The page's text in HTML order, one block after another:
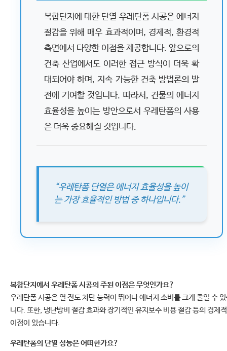
복합단지에 대한 단열 우레탄폼 시공은 에너지
절감을 위해 매우 효과적이며, 경제적, 환경적
측면에서 다양한 이점을 제공합니다. 앞으로의
건축 산업에서도 이러한 접근 방식이 더욱 확
대되어야 하며, 지속 가능한 건축 방법론의 발
전에 기여할 것입니다. 따라서, 건물의 에너지
효율성을 높이는 방안으로서 우레탄폼의 사용
은 더욱 중요해질 것입니다.
“우레탄폼 단열은 에너지 효율성을 높이
는 가장 효율적인 방법 중 하나입니다.”
복합단지에서 우레탄폼 시공의 주된 이점은 무엇인가요?
우레탄폼 시공은 열 전도 차단 능력이 뛰어나 에너지 소비를 크게 줄일 수
니다. 또한, 냉난방비 절감 효과와 장기적인 유지보수 비용 절감 등의 경제적
이점이 있습니다.
우레탄폼의 단열 성능은 어떠한가요?